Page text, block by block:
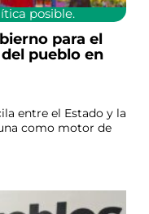
posible.
para el
pueblo en
entre el Estado y la
como motor de